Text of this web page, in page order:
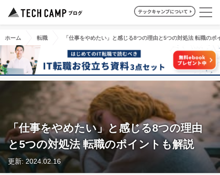
ホーム 転職 「仕事をやめたい」と感じる8つの理由と5つの対処法 転職のポ
「仕事をやめたい」と感じる8つの理由
と5つの対処法 転職のポイントも解説
更新: 2024.02.16